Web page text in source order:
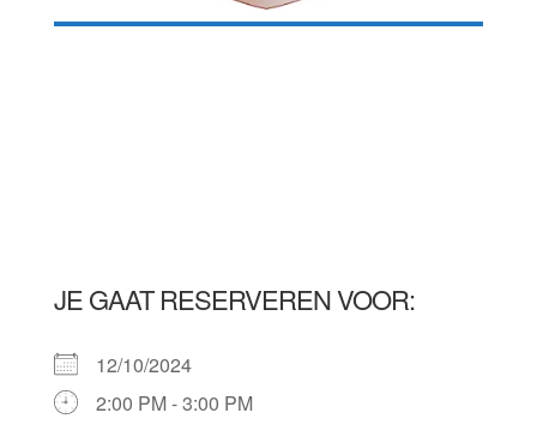
JE GAAT RESERVEREN VOOR:
12/10/2024
2:00 PM - 3:00 PM